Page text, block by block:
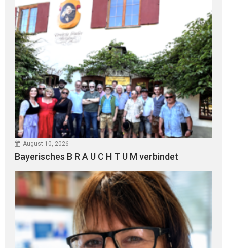
August 10, 2026
Bayerisches B R A U C H T U M verbindet